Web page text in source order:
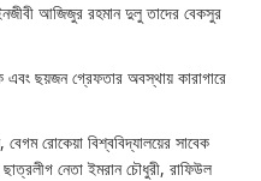
আজিজুর রহমান দুলু তাদের বেকসুর
ছয়জন গ্রেফতার অবস্থায় কারাগারে
রোকেয়া বিশ্ববিদ্যালয়ের সাবেক
নেতা ইমরান চৌধুরী, রাফিউল